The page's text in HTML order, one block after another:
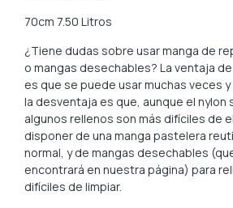
70cm 7.50 Litros
¿Tiene dudas sobre usar manga de
o mangas desechables? La ventaja
es que se puede usar muchas veces
la desventaja es que, aunque el nylon
algunos rellenos son más difíciles de
disponer de una manga pastelera
normal, y de mangas desechables
encontrará en nuestra página) para
difíciles de limpiar.